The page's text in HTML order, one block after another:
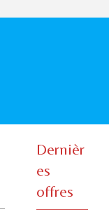
Dernièr
es
offres